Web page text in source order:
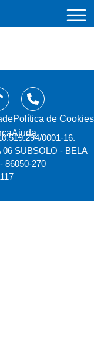
Política de Cookies
Ajuda 0001-16.
06 SUBSOLO - BELA
86050-270